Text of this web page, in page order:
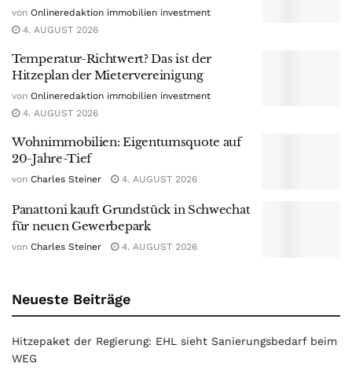
von Onlineredaktion immobilien investment
4. AUGUST 2026
Temperatur-Richtwert? Das ist der
Hitzeplan der Mietervereinigung
von Onlineredaktion immobilien investment
4. AUGUST 2026
Wohnimmobilien: Eigentumsquote auf
20-Jahre-Tief
von Charles Steiner 4. AUGUST 2026
Panattoni kauft Grundstück in Schwechat
für neuen Gewerbepark
von Charles Steiner 4. AUGUST 2026
Neueste Beiträge
Hitzepaket der Regierung: EHL sieht Sanierungsbedarf beim
WEG